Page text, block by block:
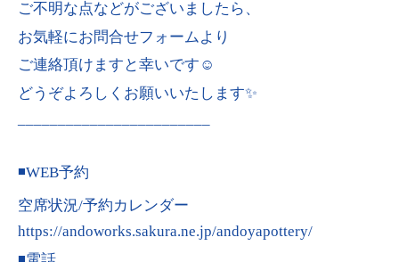
ご不明な点などがございましたら、
お気軽にお問合せフォームより
ご連絡頂けますと幸いです☺️
どうぞよろしくお願いいたします✨
◾️WEB予約
空席状況/予約カレンダー
https://andoworks.sakura.ne.jp/andoyapottery/